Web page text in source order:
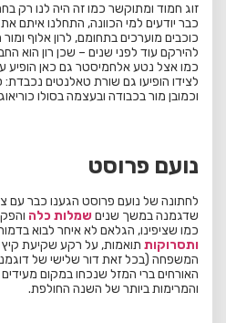
זוג חמוד ומתוקשר כמו זה היה לנו
כבר יודעים למי הכוונה, התחלנו איתם
כוכבים מוערכים בתחומם, לרון אלוף
להירקם עוד לפני שנים – שכן רון הוא
כמו אצל נטע אלחמיסטר גם כאן הופיע
לצידו הופיעו גם שורת טאלנטים
וכמובן מור בכבודה ובעצמה בסולו
נועם פרוסט
לחתונה של נועם פרוסט הגענו כבר עם
שדגמנה במשך שנים שמלות כלה
כמו שציפינו, הגלאם לא איחר לבוא
ותסרוקות תואמות, על רקע שקיעת קיץ
המשפחה (בכל זאת דור שלישי של
האורחים ברי המזל שנכחו במקום
והמרימות ביותר של השנה החולפת.